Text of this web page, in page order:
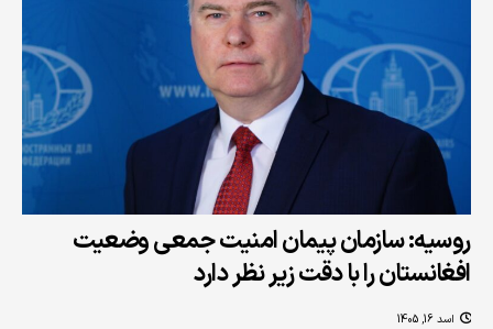
روسیه: سازمان پیمان امنیت جمعی وضعیت
افغانستان را با دقت زیر نظر دارد
اسد 16, 1405